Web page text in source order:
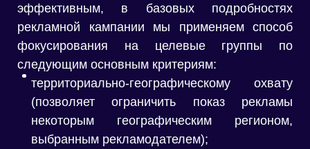
эффективным, в базовых подробностях
рекламной кампании мы применяем способ
фокусирования на целевые группы по
следующим основным критериям:
территориально-географическому охвату
(позволяет ограничить показ рекламы
некоторым географическим регионом,
выбранным рекламодателем);